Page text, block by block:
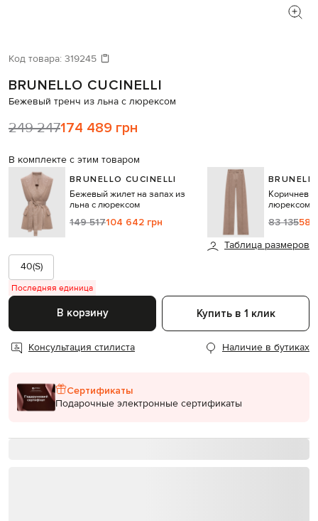
Код товара: 319245
BRUNELLO CUCINELLI
Бежевый тренч из льна с люрексом
249 247174 489 грн
В комплекте с этим товаром
BRUNELLO CUCINELLI
Бежевый жилет на запах из
льна с люрексом
149 517104 642 грн
люрексом
83 13558
Таблица размеров
40(S)
Последняя единица
В корзину Купить в 1 клик
Консультация стилиста Наличие в бутиках
Сертификаты
Подарочные электронные сертификаты